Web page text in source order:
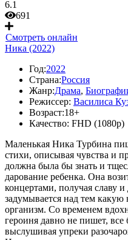
6.1
691
Смотреть онлайн
Ника (2022)
Год:2022
Страна:Россия
Жанр:Драма,
Режиссер: Василиса
Возраст:18+
Качество: FHD (1080p)
Маленькая Ника Турбина
стихи, описывая чувства и
должна была бы знать и
дарование ребенка. Она
концертами, получая славу
задумывается над тем какую
организм. Со временем
героиня давно не пишет, все
выслушивая упреки